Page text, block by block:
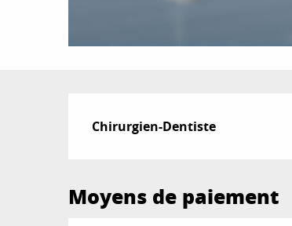
Description
Chirurgien-Dentiste
Moyens de paiement